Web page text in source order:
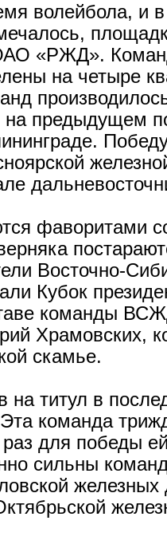
волейбола, и
«РЖД».
на четыре
предыдущем
фаворитами
Восточно-
Кубок
команды
Храмовских,
скамье.
на титул в
команда
для победы
сильны
железных